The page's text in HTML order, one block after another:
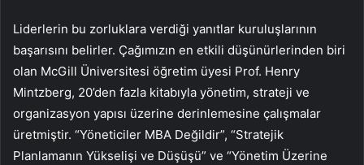
Liderlerin bu zorluklara verdiği yanıtlar kuruluşlarının
başarısını belirler. Çağımızın en etkili düşünürlerinden biri
olan McGill Üniversitesi öğretim üyesi Prof. Henry
Mintzberg, 20’den fazla kitabıyla yönetim, strateji ve
organizasyon yapısı üzerine derinlemesine çalışmalar
üretmiştir. “Yöneticiler MBA Değildir”, “Stratejik
Planlamanın Yükselişi ve Düşüşü” ve “Yönetim Üzerine